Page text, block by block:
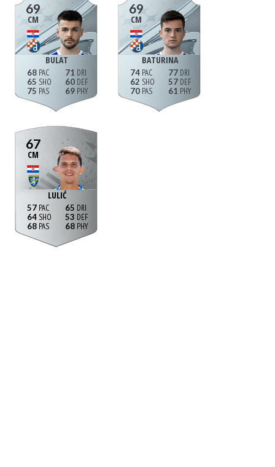
69
CM
BULAT
68
65
75
71
60
69
69
CM
BATURINA
74
62
70
77
57
61
67
CM
LULIĆ
57
64
68
65
53
68